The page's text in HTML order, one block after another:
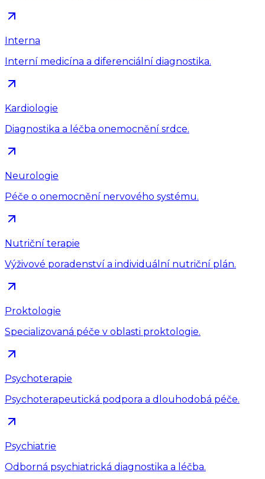
Interna
Interní medicína a diferenciální diagnostika.
Kardiologie
Diagnostika a léčba onemocnění srdce.
Neurologie
Péče o onemocnění nervového systému.
Nutriční terapie
Výživové poradenství a individuální nutriční plán.
Proktologie
Specializovaná péče v oblasti proktologie.
Psychoterapie
Psychoterapeutická podpora a dlouhodobá péče.
Psychiatrie
Odborná psychiatrická diagnostika a léčba.